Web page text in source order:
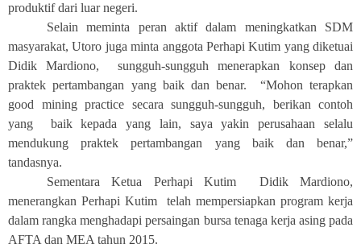
produktif dari luar negeri.
Selain meminta peran aktif dalam meningkatkan SDM
masyarakat, Utoro juga minta anggota Perhapi Kutim yang diketuai
Didik Mardiono, sungguh-sungguh menerapkan konsep dan
praktek pertambangan yang baik dan benar. “Mohon terapkan
good mining practice secara sungguh-sungguh, berikan contoh
yang baik kepada yang lain, saya yakin perusahaan selalu
mendukung praktek pertambangan yang baik dan benar,”
tandasnya.
SementaraKetua Perhapi Kutim Didik Mardiono,
menerangkan Perhapi Kutim
telah mempersiapkan program kerja
dalam rangka menghadapi persaingan bursa tenaga kerja asing pada
AFTA dan MEA tahun 2015.